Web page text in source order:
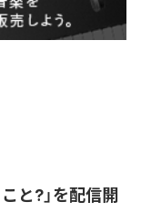
と?」を配信開